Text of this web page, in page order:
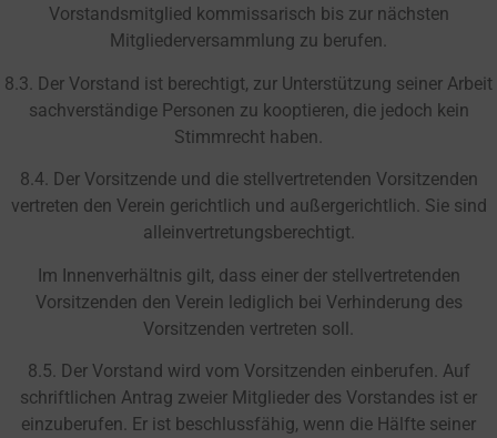
Vorstandsmitglied kommissarisch bis zur nächsten
Mitgliederversammlung zu berufen.
8.3. Der Vorstand ist berechtigt, zur Unterstützung seiner Arbeit
sachverständige Personen zu kooptieren, die jedoch kein
Stimmrecht haben.
8.4. Der Vorsitzende und die stellvertretenden Vorsitzenden
vertreten den Verein gerichtlich und außergerichtlich. Sie sind
alleinvertretungsberechtigt.
Im Innenverhältnis gilt, dass einer der stellvertretenden
Vorsitzenden den Verein lediglich bei Verhinderung des
Vorsitzenden vertreten soll.
8.5. Der Vorstand wird vom Vorsitzenden einberufen. Auf
schriftlichen Antrag zweier Mitglieder des Vorstandes ist er
einzuberufen. Er ist beschlussfähig, wenn die Hälfte seiner